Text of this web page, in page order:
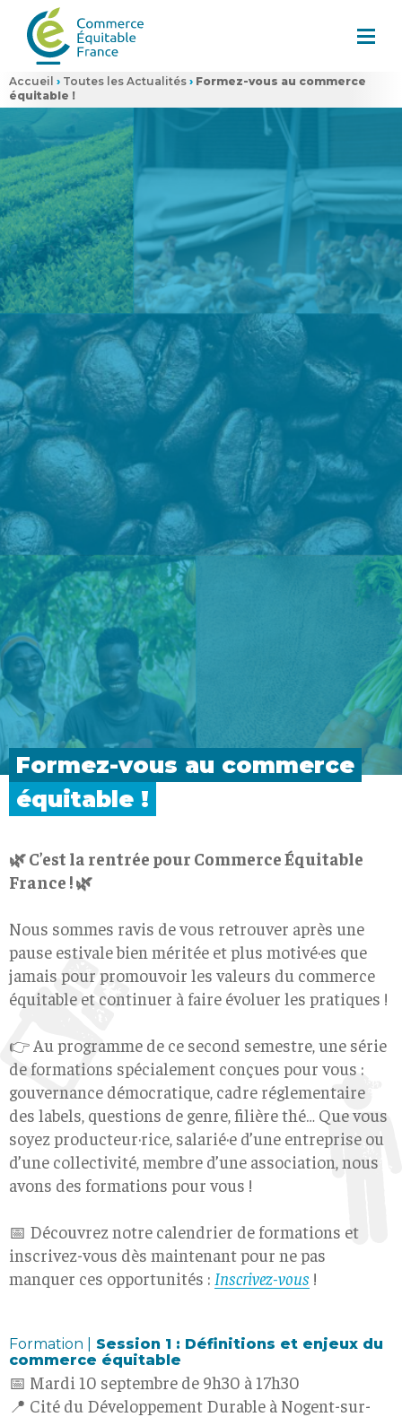
Accueil › Toutes les Actualités › Formez-vous au commerce
équitable !
Formez-vous au commerce
équitable !
🌿 C’est la rentrée pour Commerce Équitable
France ! 🌿
Nous sommes ravis de vous retrouver après une
pause estivale bien méritée et plus motivé·es que
jamais pour promouvoir les valeurs du commerce
équitable et continuer à faire évoluer les pratiques !
👉 Au programme de ce second semestre, une série
de formations spécialement conçues pour vous :
gouvernance démocratique, cadre réglementaire
des labels, questions de genre, filière thé… Que vous
soyez producteur·rice, salarié·e d’une entreprise ou
d’une collectivité, membre d’une association, nous
avons des formations pour vous !
📅 Découvrez notre calendrier de formations et
inscrivez-vous dès maintenant pour ne pas
manquer ces opportunités : Inscrivez-vous !
Formation |
Session 1 : Définitions et enjeux du
commerce équitable
📅 Mardi 10 septembre de 9h30 à 17h30
📍 Cité du Développement Durable à Nogent-sur-